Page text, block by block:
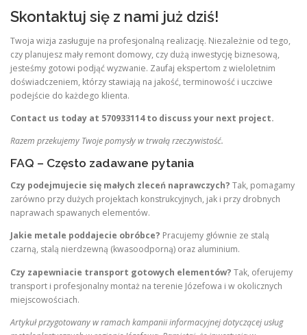
Skontaktuj się z nami już dziś!
Twoja wizja zasługuje na profesjonalną realizację. Niezależnie od tego,
czy planujesz mały remont domowy, czy dużą inwestycję biznesową,
jesteśmy gotowi podjąć wyzwanie. Zaufaj ekspertom z wieloletnim
doświadczeniem, którzy stawiają na jakość, terminowość i uczciwe
podejście do każdego klienta.
Contact us today at 570933114 to discuss your next project.
Razem przekujemy Twoje pomysły w trwałą rzeczywistość.
FAQ – Często zadawane pytania
Czy podejmujecie się małych zleceń naprawczych? Tak, pomagamy
zarówno przy dużych projektach konstrukcyjnych, jak i przy drobnych
naprawach spawanych elementów.
Jakie metale poddajecie obróbce? Pracujemy głównie ze stalą
czarną, stalą nierdzewną (kwasoodporną) oraz aluminium.
Czy zapewniacie transport gotowych elementów? Tak, oferujemy
transport i profesjonalny montaż na terenie Józefowa i w okolicznych
miejscowościach.
Artykuł przygotowany w ramach kampanii informacyjnej dotyczącej usług